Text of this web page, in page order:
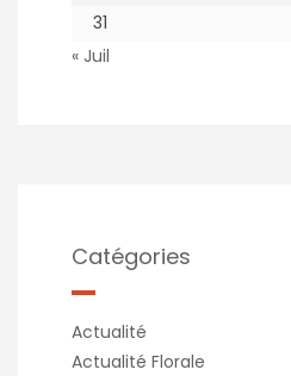
31
« Juil
Catégories
Actualité
Actualité Florale